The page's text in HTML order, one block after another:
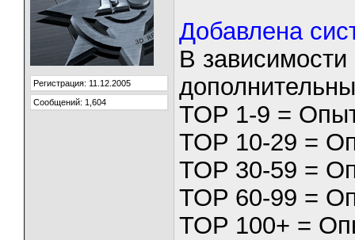
Регистрация: 11.12.2005
Сообщений: 1,604
Добавлена
В зависимости
TOP 1-9 =
TOP 10-29 =
TOP 30-59 =
TOP 60-99 =
TOP 100+ =